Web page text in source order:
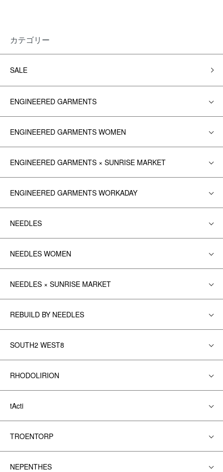
カテゴリー
SALE
ENGINEERED GARMENTS
ENGINEERED GARMENTS WOMEN
ENGINEERED GARMENTS × SUNRISE MARKET
ENGINEERED GARMENTS WORKADAY
NEEDLES
NEEDLES WOMEN
NEEDLES × SUNRISE MARKET
REBUILD BY NEEDLES
SOUTH2 WEST8
RHODOLIRION
tActi
TROENTORP
NEPENTHES